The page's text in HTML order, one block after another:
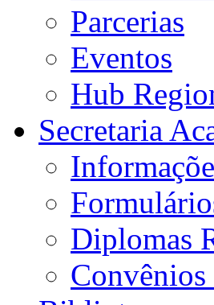
Parcerias
Eventos
Hub
Secretaria
Diplomas
Convênios